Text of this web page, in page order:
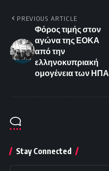
PREVIOUS ARTICLE
Φόρος τιμής στον
αγώνα της ΕΟΚΑ
από την
ελληνοκυπριακή
ομογένεια των ΗΠΑ
Stay Connected